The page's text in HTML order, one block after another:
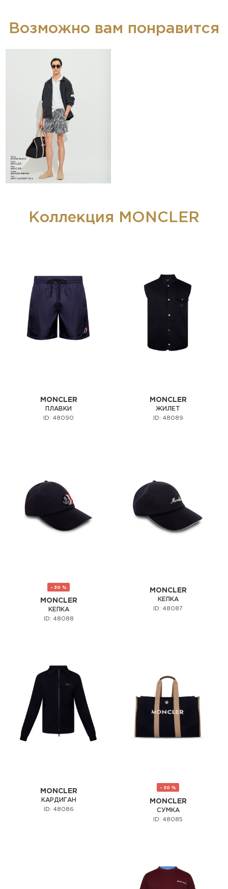
Возможно вам понравится
Коллекция MONCLER
MONCLER
ПЛАВКИ
ID: 48090
MONCLER
ЖИЛЕТ
ID: 48089
- 30 %
MONCLER
КЕПКА
ID: 48088
MONCLER
КЕПКА
ID: 48087
MONCLER
КАРДИГАН
ID: 48086
- 30 %
MONCLER
СУМКА
ID: 48085